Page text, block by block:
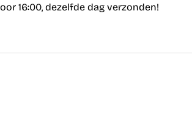
16:00, dezelfde dag verzonden!